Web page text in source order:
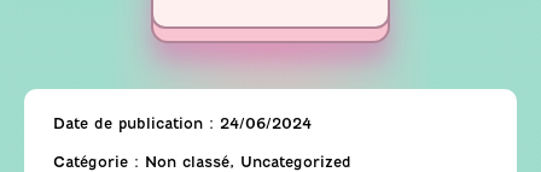
Date de publication : 24/06/2024
Catégorie : Non classé, Uncategorized